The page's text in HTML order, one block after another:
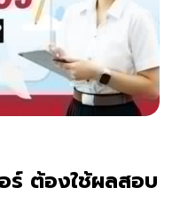
ร์ ต้องใช้ผลสอบ